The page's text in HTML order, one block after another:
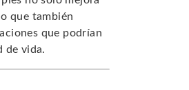
que también
que podrían
de vida.